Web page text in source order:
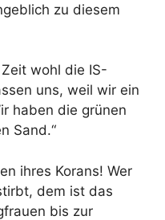
zu diesem
wohl die IS-
uns, weil wir ein
haben die grünen
Sand.“
ihres Korans! Wer
dem ist das
bis zur